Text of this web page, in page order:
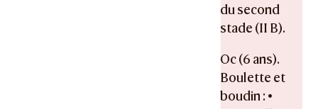
du second
stade (II B).
Oc (6 ans).
Boulette et
boudin : •